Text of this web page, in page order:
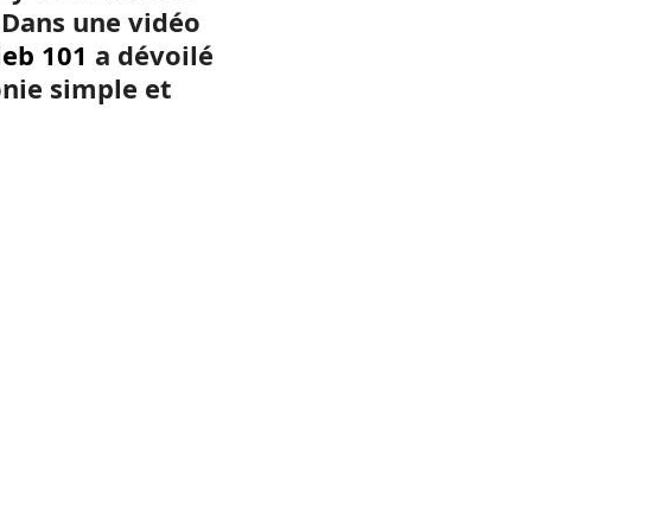
Dans une vidéo
101 a dévoilé
simple et